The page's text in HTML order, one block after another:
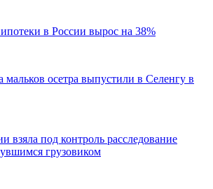
в России вырос на 38%
осетра выпустили в Селенгу в
взяла под контроль расследование
грузовиком